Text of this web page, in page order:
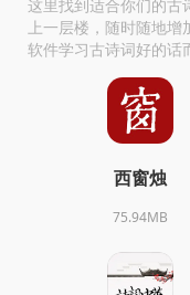
这里找到适合你们的古
上一层楼，随时随地
软件学习古诗词好的话
西窗烛
75.94MB